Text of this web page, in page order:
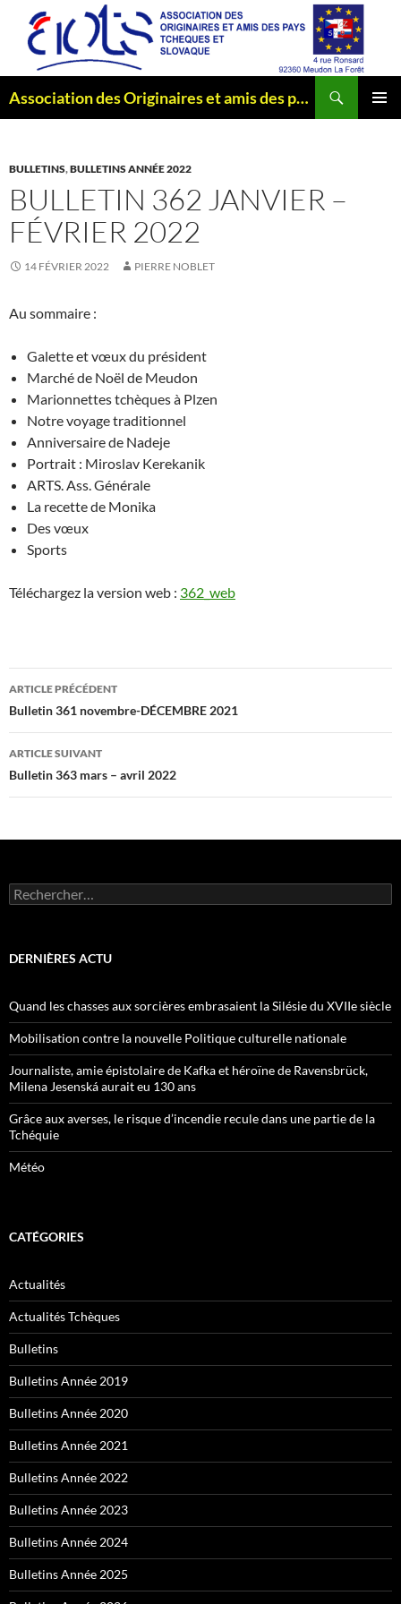
contenu
Association des Originaires et amis des pays Tchèques et Slovaque
BULLETINS,BULLETINS ANNÉE 2022
BULLETIN 362 JANVIER –
FÉVRIER 2022
14 FÉVRIER 2022 PIERRE NOBLET
Au sommaire :
Galette et vœux du président
Marché de Noël de Meudon
Marionnettes tchèques à Plzen
Notre voyage traditionnel
Anniversaire de Nadeje
Portrait : Miroslav Kerekanik
ARTS. Ass. Générale
La recette de Monika
Des vœux
Sports
Téléchargez la version web : 362_web
Navigation
des
articles
ARTICLE PRÉCÉDENT
Bulletin 361 novembre-DÉCEMBRE 2021
ARTICLE SUIVANT
Bulletin 363 mars – avril 2022
Rechercher :
DERNIÈRES ACTU
Quand les chasses aux sorcières embrasaient la Silésie du XVIIe siècle
Mobilisation contre la nouvelle Politique culturelle nationale
Journaliste, amie épistolaire de Kafka et héroïne de Ravensbrück,
Milena Jesenská aurait eu 130 ans
Grâce aux averses, le risque d’incendie recule dans une partie de la
Tchéquie
Météo
CATÉGORIES
Actualités
Actualités Tchèques
Bulletins
Bulletins Année 2019
Bulletins Année 2020
Bulletins Année 2021
Bulletins Année 2022
Bulletins Année 2023
Bulletins Année 2024
Bulletins Année 2025